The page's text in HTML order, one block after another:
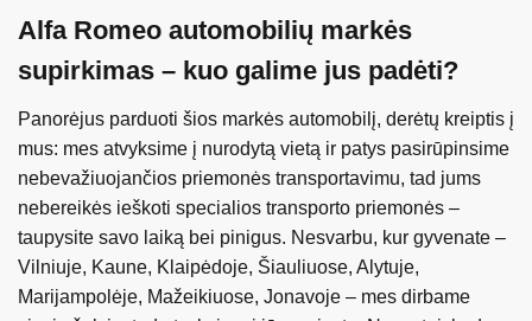
Alfa Romeo automobilių markės
supirkimas – kuo galime jus padėti?
Panorėjus parduoti šios markės automobilį, derėtų kreiptis į
mus: mes atvyksime į nurodytą vietą ir patys pasirūpinsime
nebevažiuojančios priemonės transportavimu, tad jums
nebereikės ieškoti specialios transporto priemonės –
taupysite savo laiką bei pinigus. Nesvarbu, kur gyvenate –
Vilniuje, Kaune, Klaipėdoje, Šiauliuose, Alytuje,
Marijampolėje, Mažeikiuose, Jonavoje – mes dirbame